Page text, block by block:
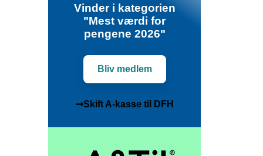
Vinder i kategorien
"Mest værdi for
pengene 2026"
Bliv medlem
➞Skift A-kasse til DFH